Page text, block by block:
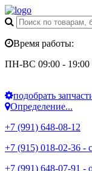
Время работы:
ПН-ВС 09:00 - 19:00
подобрать
Определение...
+7 (991) 648-08-12
+7 (915) 018-02-36 -
+7 (991) 648-07-91 -